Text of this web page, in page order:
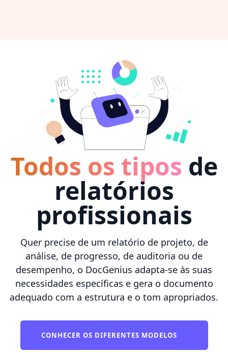
Todos os tipos de
relatórios
profissionais
Quer precise de um relatório de projeto, de
análise, de progresso, de auditoria ou de
desempenho, o DocGenius adapta-se às suas
necessidades específicas e gera o documento
adequado com a estrutura e o tom apropriados.
CONHECER OS DIFERENTES MODELOS